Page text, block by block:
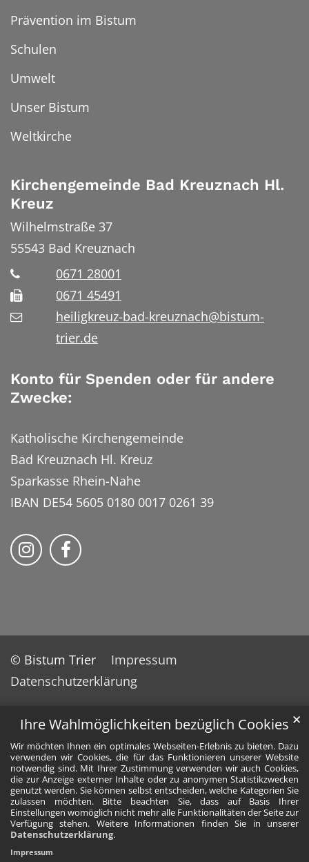
Ihre Wahlmöglichkeiten bezüglich Cookies
Wir möchten Ihnen ein optimales Webseiten-Erlebnis zu bieten. Dazu
verwenden wir Cookies, die für das Funktionieren unserer Website
notwendig sind. Mit Ihrer Zustimmung verwenden wir auch Cookies,
die zur Anzeige externer Inhalte oder zu anonymen Statistikzwecken
genutzt werden. Sie können selbst entscheiden, welche Kategorien Sie
zulassen möchten. Bitte beachten Sie, dass auf Basis Ihrer
Einstellungen womöglich nicht mehr alle Funktionalitäten der Seite zur
Verfügung stehen. Weitere Informationen finden Sie in unserer
Datenschutzerklärung.
✕
Impressum
Prävention im Bistum
Schulen
Umwelt
Unser Bistum
Weltkirche
Kirchengemeinde Bad Kreuznach Hl.
Kreuz
Wilhelmstraße 37
55543 Bad Kreuznach
0671 28001
0671 45491
heiligkreuz-bad-kreuznach@bistum-
trier.de
Konto für Spenden oder für andere
Zwecke:
Katholische Kirchengemeinde
Bad Kreuznach Hl. Kreuz
Sparkasse Rhein-Nahe
IBAN DE54 5605 0180 0017 0261 39
Bistum Trier auf Instragram
Bistum Trier auf Facebook
© Bistum Trier
Impressum
Datenschutzerklärung